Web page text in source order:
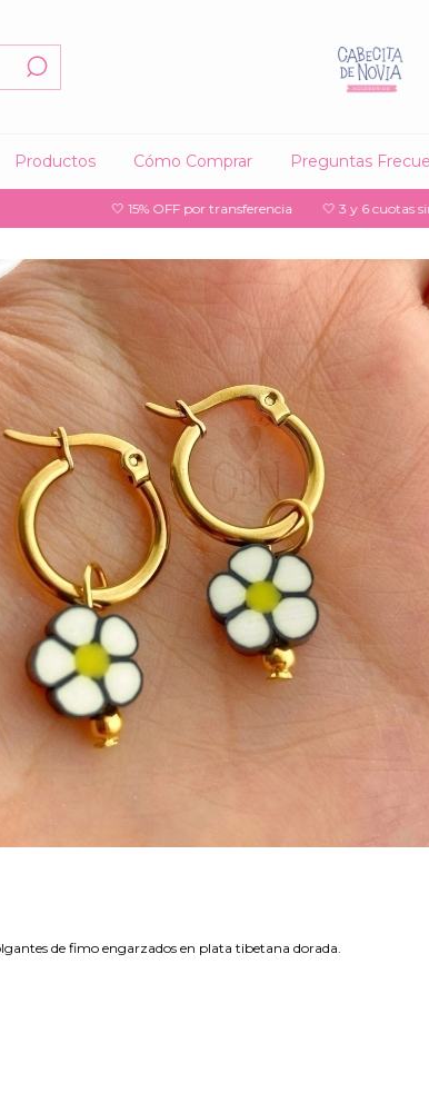
Productos Cómo Comprar Preguntas
🤍 15% OFF por transferencia 🤍 3 y 6 cuotas sin
de fimo engarzados en plata tibetana dorada.